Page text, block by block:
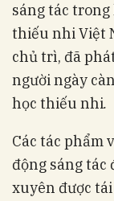
sáng tác
thiếu nhi Việt
chủ trì, đã
người ngày
học thiếu nhi.
Các tác phẩm
động sáng
xuyên được